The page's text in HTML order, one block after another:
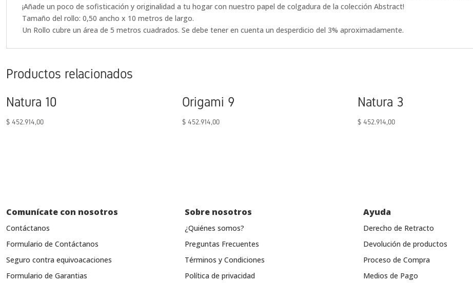
¡Añade un poco de sofisticación y originalidad a tu hogar con nuestro papel de colgadura de la colección Abstract!
Tamaño del rollo: 0,50 ancho x 10 metros de largo.
Un Rollo cubre un área de 5 metros cuadrados. Se debe tener en cuenta un desperdicio del 3% aproximadamente.
Productos relacionados
Natura 10
$ 452.914,00
Origami 9
$452.914,00
Natura 3
$ 452.914,00
Comunícate con nosotros
Contáctanos
Formulario de Contáctanos
Seguro contra equivoacaciones
Formulario de Garantias
Sobre nosotros
¿Quiénes somos?
Preguntas Frecuentes
Términos y Condiciones
Política de privacidad
Ayuda
Derecho de Retracto
Devolución de productos
Proceso de Compra
Medios de Pago